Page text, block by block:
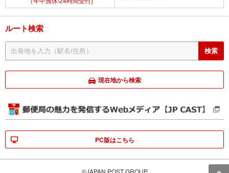
ルート検索
現在地から検索
PC版はこちら